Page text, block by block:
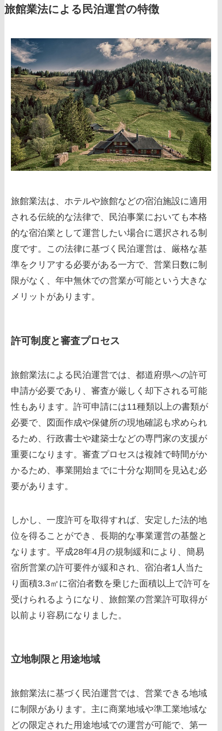
旅館業法による民泊運営の特徴
旅館業法は、ホテルや旅館などの宿泊施設に適用
される伝統的な法律で、民泊事業においても本格
的な宿泊業として運営したい場合に選択される制
度です。この法律に基づく民泊運営は、厳格な基
準をクリアする必要がある一方で、営業日数に制
限がなく、年中無休での営業が可能という大きな
メリットがあります。
許可制度と審査プロセス
旅館業法による民泊運営では、都道府県への許可
申請が必要であり、審査が厳しく却下される可能
性もあります。許可申請には11種類以上の書類が
必要で、図面作成や保健所の現地確認も求められ
るため、行政書士や建築士などの専門家の支援が
重要になります。審査プロセスは複雑で時間がか
かるため、事業開始までに十分な期間を見込む必
要があります。
しかし、一度許可を取得すれば、安定した法的地
位を得ることができ、長期的な事業運営の基盤と
なります。平成28年4月の規制緩和により、簡易
宿所営業の許可要件が緩和され、宿泊者1人当た
り面積3.3㎡に宿泊者数を乗じた面積以上で許可を
受けられるようになり、旅館業の営業許可取得が
以前より容易になりました。
立地制限と用途地域
旅館業法に基づく民泊運営では、営業できる地域
に制限があります。主に商業地域や準工業地域な
どの限定された用途地域での運営が可能で、第一